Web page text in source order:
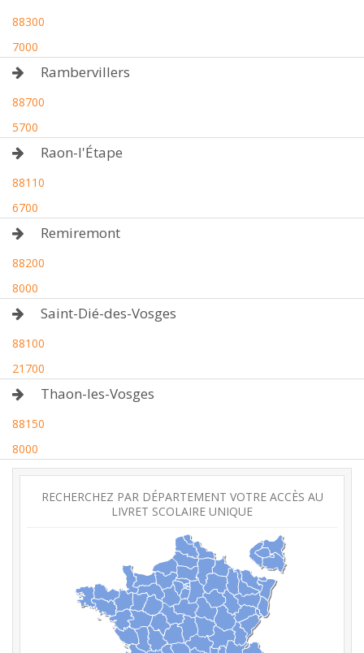
88300
7000
Rambervillers
88700
5700
Raon-l'Étape
88110
6700
Remiremont
88200
8000
Saint-Dié-des-Vosges
88100
21700
Thaon-les-Vosges
88150
8000
RECHERCHEZ PAR DÉPARTEMENT VOTRE ACCÈS AU
LIVRET SCOLAIRE UNIQUE